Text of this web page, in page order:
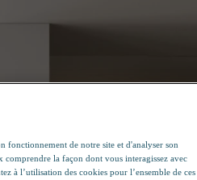
fonctionnement de notre site et d'analyser son
la façon dont vous interagissez avec
à l’utilisation des cookies pour l’ensemble de ces